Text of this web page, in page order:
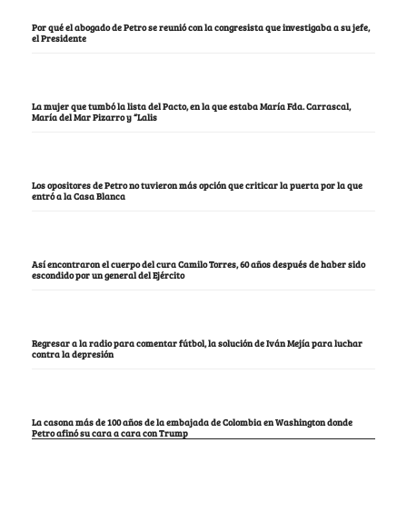
Por qué el abogado de Petro se reunió con la congresista que investigaba a su jefe,
el Presidente
La mujer que tumbó la lista del Pacto, en la que estaba María Fda. Carrascal,
María del Mar Pizarro y “Lalis
Los opositores de Petro no tuvieron más opción que criticar la puerta por la que
entró a la Casa Blanca
Así encontraron el cuerpo del cura Camilo Torres, 60 años después de haber sido
escondido por un general del Ejército
Regresar a la radio para comentar fútbol, la solución de Iván Mejía para luchar
contra la depresión
La casona más de 100 años de la embajada de Colombia en Washington donde
Petro afinó su cara a cara con Trump